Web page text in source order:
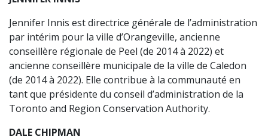
Jennifer Innis est directrice générale de l’administration
par intérim pour la ville d’Orangeville, ancienne
conseillère régionale de Peel (de 2014 à 2022) et
ancienne conseillère municipale de la ville de Caledon
(de 2014 à 2022). Elle contribue à la communauté en
tant que présidente du conseil d’administration de la
Toronto and Region Conservation Authority.
DALE CHIPMAN